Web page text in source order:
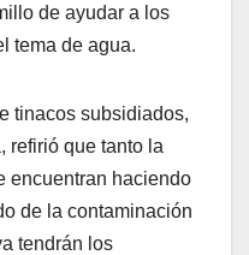
de ayudar a los
tema de agua.
tinacos subsidiados,
refirió que tanto la
encuentran haciendo
de la contaminación
tendrán los